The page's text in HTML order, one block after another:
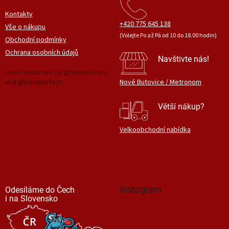
Kontakty
Vše o nákupu
Obchodní podmínky
Ochrana osobních údajů
Free resources by @freepik.com
and @pixelperfect
+420 775 645 138
(Volejte Po až Pá od 10 do 18.00 hodin)
Navštivte nás!
Nové Butovice / Metronom
Větší nákup?
Velkoobchodní nabídka
Odesíláme do Čech
i na Slovensko
Instagram